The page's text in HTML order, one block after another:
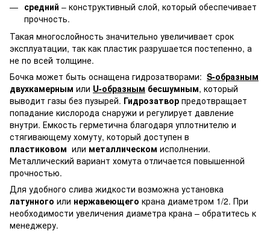
средний – конструктивный слой, который обеспечивает
прочность.
Такая многослойность значительно увеличивает срок
эксплуатации, так как пластик разрушается постепенно, а
не по всей толщине.
Бочка может быть оснащена гидрозатворами: S-образным
двухкамерным или U-образным бесшумным, который
выводит газы без пузырей. Гидрозатвор предотвращает
попадание кислорода снаружи и регулирует давление
внутри. Емкость герметична благодаря уплотнителю и
стягивающему хомуту, который доступен в
пластиковом или металлическом исполнении.
Металлический вариант хомута отличается повышенной
прочностью.
Для удобного слива жидкости возможна установка
латунного или нержавеющего крана диаметром 1/2. При
необходимости увеличения диаметра крана – обратитесь к
менеджеру.